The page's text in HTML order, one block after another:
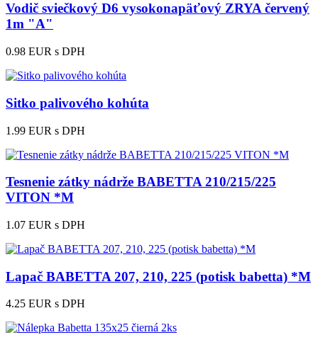
Vodič sviečkový D6 vysokonapäťový ZRYA červený
1m "A"
0.98 EUR s DPH
Sitko palivového kohúta
1.99 EUR s DPH
Tesnenie zátky nádrže BABETTA 210/215/225
VITON *M
1.07 EUR s DPH
Lapač BABETTA 207, 210, 225 (potisk babetta) *M
4.25 EUR s DPH